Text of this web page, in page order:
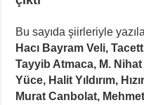
Bu sayıda şiirleriyle
Hacı Bayram Vel i, Tacett
Tayyib Atmaca, M. N
Yüce, Hal it Yıldırım,
Murat Canbolat,